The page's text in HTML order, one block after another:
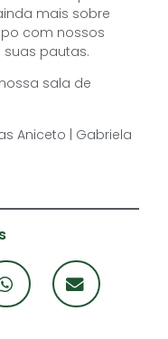
mais sobre
com nossos
pautas.
sala de
Aniceto | Gabriela